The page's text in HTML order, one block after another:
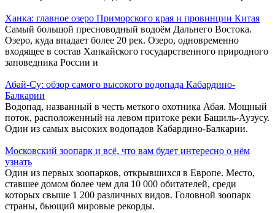
Ханка: главное озеро Приморского края и провинции Китая
Самый большой пресноводный водоём Дальнего Востока.
Озеро, куда впадает более 20 рек. Озеро, одновременно
входящее в состав Ханкайского государственного природного
заповедника России и
Абай-Су: обзор самого высокого водопада Кабардино-
Балкарии
Водопад, названный в честь меткого охотника Абая. Мощный
поток, расположенный на левом притоке реки Башиль-Аузусу.
Один из самых высоких водопадов Кабардино-Балкарии.
Московский зоопарк и всё, что вам будет интересно о нём
узнать
Один из первых зоопарков, открывшихся в Европе. Место,
ставшее домом более чем для 10 000 обитателей, среди
которых свыше 1 200 различных видов. Головной зоопарк
страны, бьющий мировые рекорды.